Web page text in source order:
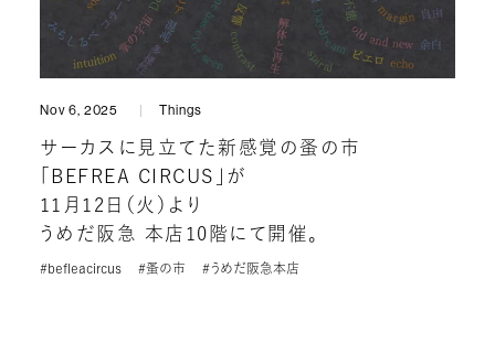
Nov 6, 2025 Things
サーカスに見立てた新感覚の蚤の市
「BEFREA CIRCUS」が
11月12日（火）より
うめだ阪急 本店10階にて開催。
#befleacircus #蚤の市 #うめだ阪急本店